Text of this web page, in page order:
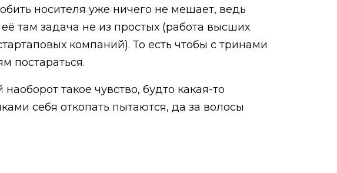
носителя уже ничего не мешает, ведь
там задача не из простых (работа высших
компаний). То есть чтобы с тринами
постараться.
такое чувство, будто какая-то
себя откопать пытаются, да за волосы